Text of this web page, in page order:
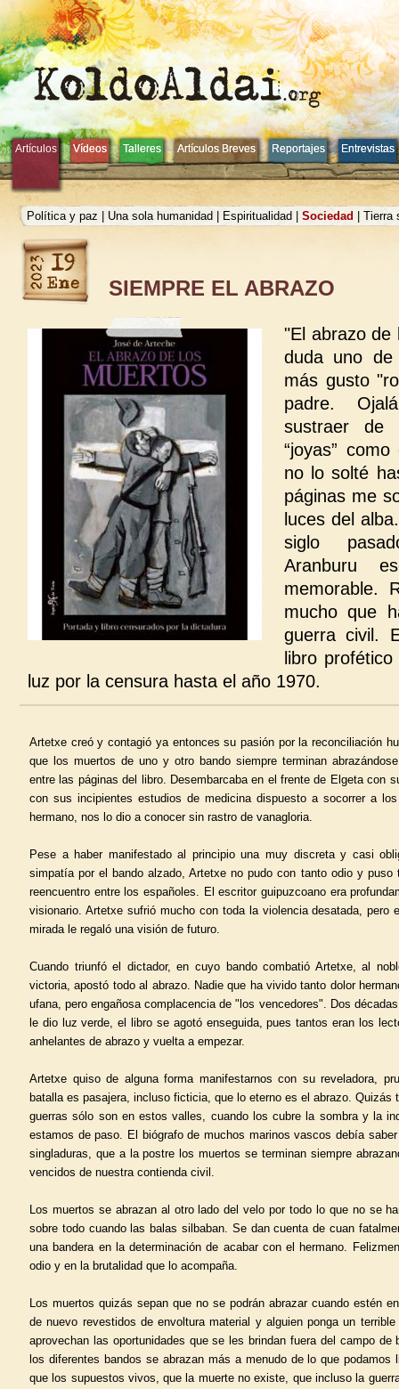
Artículos Vídeos Talleres Artículos Breves Reportajes Entrevistas
Artículos Vídeos Talleres Artículos Breves Reportajes Entrevistas
Política y paz Una sola humanidad Espiritualidad Sociedad Tierra
SIEMPRE EL ABRAZO
"El abrazo de
duda uno
más gusto
padre.
sustraer de
“joyas”
no lo solté
páginas me
luces del
siglo
Aranburu
memorable.
mucho que
guerra civil.
libro
luz por la censura hasta el año 1970.
Artetxe creó y contagió ya entonces su pasión por la reconciliación
que los muertos de uno y otro bando siempre terminan
entre las páginas del libro. Desembarcaba en el frente de Elgeta con
con sus incipientes estudios de medicina dispuesto a socorrer a
hermano, nos lo dio a conocer sin rastro de vanagloria.
Pese a haber manifestado al principio una muy discreta y casi
simpatía por el bando alzado, Artetxe no pudo con tanto odio y
reencuentro entre los españoles. El escritor guipuzcoano era
visionario. Artetxe sufrió mucho con toda la violencia desatada, pero
mirada le regaló una visión de futuro.
Cuando triunfó el dictador, en cuyo bando combatió Artetxe, al
victoria, apostó todo al abrazo. Nadie que ha vivido tanto dolor
ufana, pero engañosa complacencia de "los vencedores". Dos
le dio luz verde, el libro se agotó enseguida, pues tantos eran los
anhelantes de abrazo y vuelta a empezar.
Artetxe quiso de alguna forma manifestarnos con su reveladora,
batalla es pasajera, incluso ficticia, que lo eterno es el abrazo. Quizás
guerras sólo son en estos valles, cuando los cubre la sombra y la
estamos de paso. El biógrafo de muchos marinos vascos debía
singladuras, que a la postre los muertos se terminan siempre
vencidos de nuestra contienda civil.
Los muertos se abrazan al otro lado del velo por todo lo que no se
sobre todo cuando las balas silbaban. Se dan cuenta de cuan
una bandera en la determinación de acabar con el hermano.
odio y en la brutalidad que lo acompaña.
Los muertos quizás sepan que no se podrán abrazar cuando estén
de nuevo revestidos de envoltura material y alguien ponga un
aprovechan las oportunidades que se les brindan fuera del campo de
los diferentes bandos se abrazan más a menudo de lo que podamos
que los supuestos vivos, que la muerte no existe, que incluso la